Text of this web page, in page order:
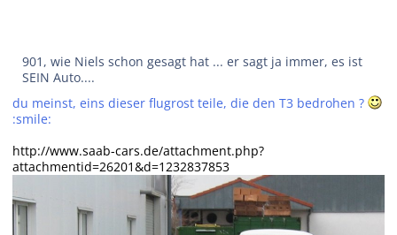
901, wie Niels schon gesagt hat ... er sagt ja immer, es ist
SEIN Auto....
du meinst, eins dieser flugrost teile, die den T3 bedrohen ?
:smile:
http://www.saab-cars.de/attachment.php?
attachmentid=26201&d=1232837853